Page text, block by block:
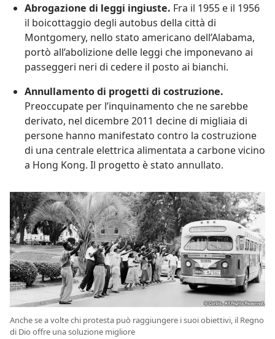
Abrogazione di leggi ingiuste. Fra il 1955 e il 1956
il boicottaggio degli autobus della città di
Montgomery, nello stato americano dell’Alabama,
portò all’abolizione delle leggi che imponevano ai
passeggeri neri di cedere il posto ai bianchi.
Annullamento di progetti di costruzione.
Preoccupate per l’inquinamento che ne sarebbe
derivato, nel dicembre 2011 decine di migliaia di
persone hanno manifestato contro la costruzione
di una centrale elettrica alimentata a carbone vicino
a Hong Kong. Il progetto è stato annullato.
Anche se a volte chi protesta può raggiungere i suoi obiettivi, il Regno
di Dio offre una soluzione migliore